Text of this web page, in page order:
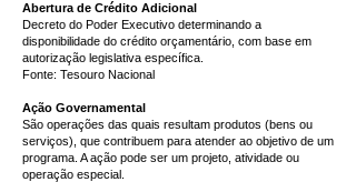
Abertura de Crédito Adicional
Decreto do Poder Executivo determinando a
disponibilidade do crédito orçamentário, com base em
autorização legislativa específica.
Fonte: Tesouro Nacional
Ação Governamental
São operações das quais resultam produtos (bens ou
serviços), que contribuem para atender ao objetivo de um
programa. A ação pode ser um projeto, atividade ou
operação especial.